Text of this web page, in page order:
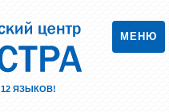
МЕНЮ
12ЯЗЫКОВ!